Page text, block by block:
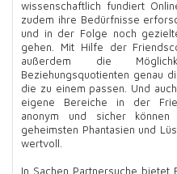
wissenschaftlich fundiert
zudem ihre Bedürfnisse
und in der Folge noch
gehen. Mit Hilfe der
außerdem die
Beziehungsquotienten genau
die zu einem passen. Und
eigene Bereiche in der
anonym und sicher
geheimsten Phantasien und
wertvoll.
In Sachen Partnersuche bietet